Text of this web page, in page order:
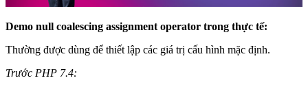
Demo null coalescing assignment operator trong thực tế:
Thường được dùng để thiết lập các giá trị cấu hình mặc định.
Trước PHP 7.4: